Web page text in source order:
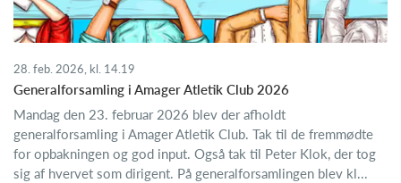
28. feb. 2026, kl. 14.19
Generalforsamling i Amager Atletik Club 2026
Mandag den 23. februar 2026 blev der afholdt
generalforsamling i Amager Atletik Club. Tak til de fremmødte
for opbakningen og god input. Også tak til Peter Klok, der tog
sig af hvervet som dirigent. På generalforsamlingen blev kl...